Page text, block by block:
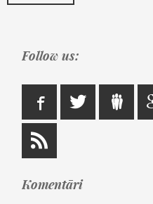
Follow us:
Komentāri